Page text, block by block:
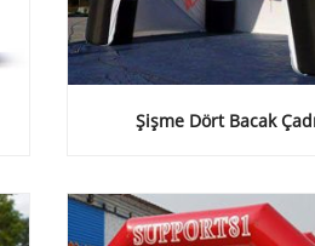
Şişme Dört Bacak